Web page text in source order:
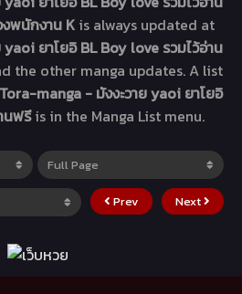
พนักงาน K is always updated at
ยาโยอิ BL Boy love รวมไว้อ่าน
the other manga updates. A list
Tora-manga - มังงะวาย yaoi ยาโยอิ
นฟรีis in the Manga List menu.
Prev Next